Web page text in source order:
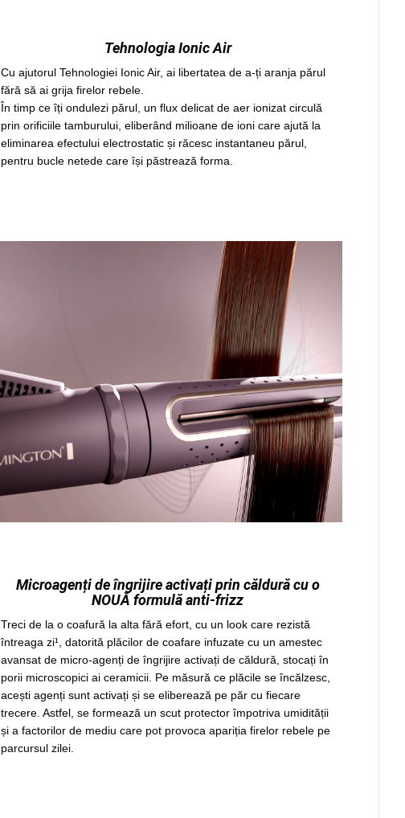
Tehnologia Ionic Air
Cu ajutorul Tehnologiei Ionic Air, ai libertatea de a-ți aranja părul
fără să ai grija firelor rebele.
În timp ce îți ondulezi părul, un flux delicat de aer ionizat circulă
prin orificiile tamburului, eliberând milioane de ioni care ajută la
eliminarea efectului electrostatic și răcesc instantaneu părul,
pentru bucle netede care își păstrează forma.
Microagenți de îngrijire activați prin căldură cu o
NOUĂ formulă anti-frizz
Treci de la o coafură la alta fără efort, cu un look care rezistă
întreaga zi¹, datorită plăcilor de coafare infuzate cu un amestec
avansat de micro-agenți de îngrijire activați de căldură, stocați în
porii microscopici ai ceramicii. Pe măsură ce plăcile se încălzesc,
acești agenți sunt activați și se eliberează pe păr cu fiecare
trecere. Astfel, se formează un scut protector împotriva umidității
și a factorilor de mediu care pot provoca apariția firelor rebele pe
parcursul zilei.